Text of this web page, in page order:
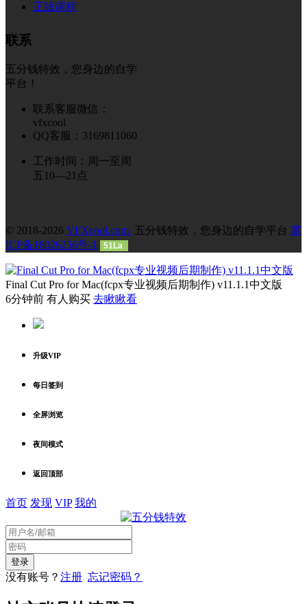
正版课程
联系
五分钱特效，您身边的自学
平台！
联系客服微信：
vfxcool
QQ客服：3169811060
工作时间：周一至周
五10—21点
© 2018-2026 VFXcool.com 五分钱特效，您身边的自学平台 冀
ICP备18026256号-1
51La
Final Cut Pro for Mac(fcpx专业视频后期制作) v11.1.1中文版
6分钟前 有人购买 去瞅瞅看
升级VIP
每日签到
全屏浏览
夜间模式
返回顶部
首页 发现 VIP 我的
没有账号？ 注册 忘记密码？